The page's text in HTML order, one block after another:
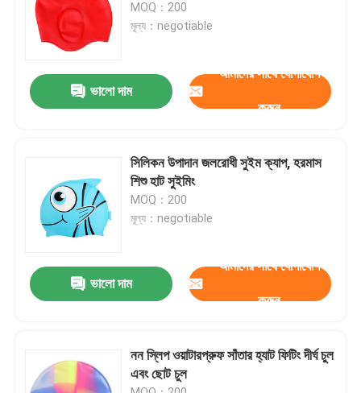
আমাদের সম্পর্কে
কারখানা ভ্রমণ
কেস
উদ্ধৃতির জন্য আবেদন
নিরাপত্তা চশমা গগলস
MOQ：200
মূল্য：negotiable
ভালো দাম
আমাদের সাথে যোগাযোগ
করুন
সিলিকন উপাদান জলরোধী সুইম ক্যাপ, হরমাস
শিশু হাট সুইমিং
MOQ：200
মূল্য：negotiable
ভালো দাম
আমাদের সাথে যোগাযোগ
করুন
নন স্লিপ ওয়াটারপ্রুফ সাঁতার হ্যাট ফিটিং দীর্ঘ চুল
এবং ছোট চুল